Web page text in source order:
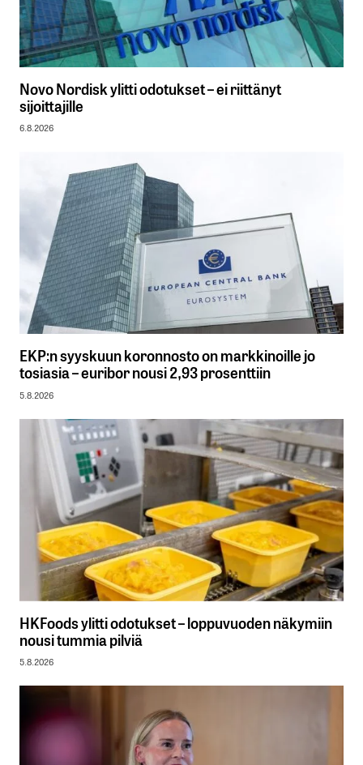
Novo Nordisk ylitti odotukset – ei riittänyt
sijoittajille
6.8.2026
EKP:n syyskuun koronnosto on markkinoille jo
tosiasia – euribor nousi 2,93 prosenttiin
5.8.2026
HKFoods ylitti odotukset – loppuvuoden näkymiin
nousi tummia pilviä
5.8.2026